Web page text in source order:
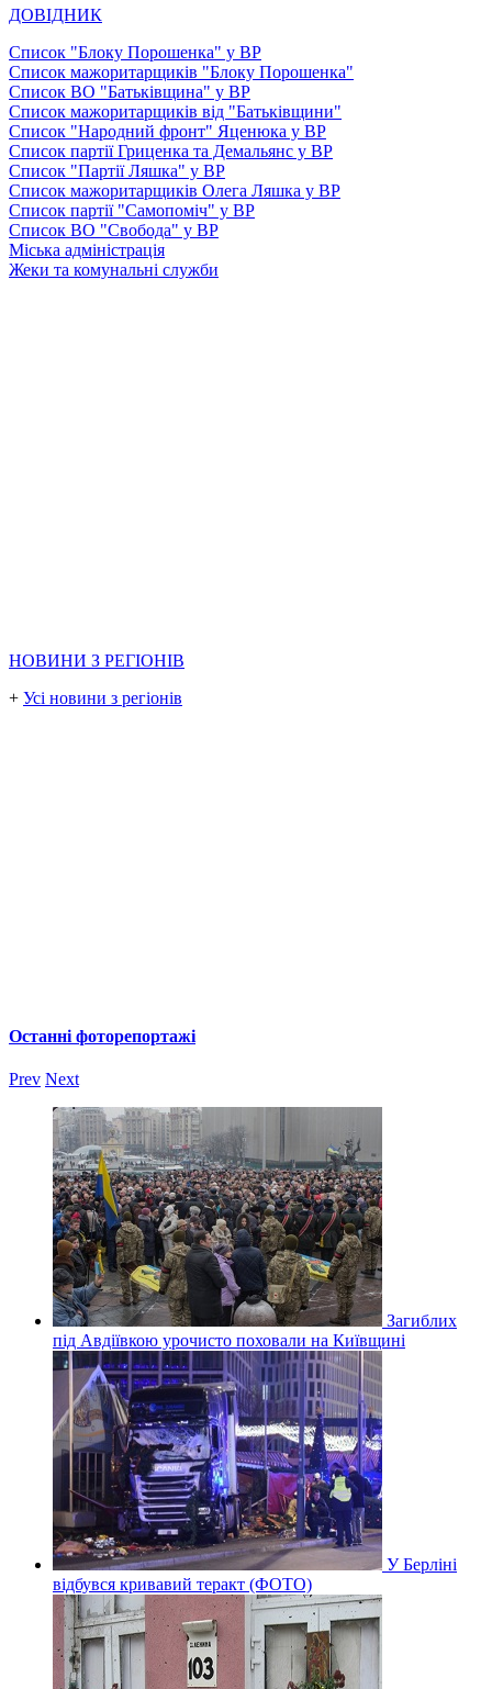
ДОВІДНИК
Список "Блоку Порошенка" у ВР
Список мажоритарщиків "Блоку Порошенка"
Список ВО "Батьківщина" у ВР
Список мажоритарщиків від "Батьківщини"
Список "Народний фронт" Яценюка у ВР
Список партії Гриценка та Демальянс у ВР
Список "Партії Ляшка" у ВР
Список мажоритарщиків Олега Ляшка у ВР
Список партії "Самопоміч" у ВР
Список ВО "Свобода" у ВР
Міська адміністрація
Жеки та комунальні служби
НОВИНИ З РЕГІОНІВ
+ Усі новини з регіонів
Останні фоторепортажі
Prev Next
Загиблих
під Авдіївкою урочисто поховали на Київщині
У Берліні
відбувся кривавий теракт (ФОТО)